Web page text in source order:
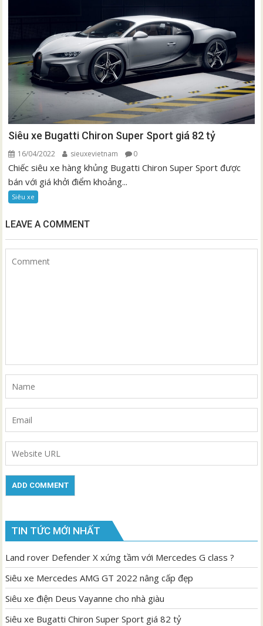
Siêu xe Bugatti Chiron Super Sport giá 82 tỷ
16/04/2022 sieuxevietnam 0
Chiếc siêu xe hàng khủng Bugatti Chiron Super Sport được
bán với giá khởi điểm khoảng...
Siêu xe
LEAVE A COMMENT
TIN TỨC MỚI NHẤT
Land rover Defender X xứng tầm với Mercedes G class ?
Siêu xe Mercedes AMG GT 2022 nâng cấp đẹp
Siêu xe điện Deus Vayanne cho nhà giàu
Siêu xe Bugatti Chiron Super Sport giá 82 tỷ